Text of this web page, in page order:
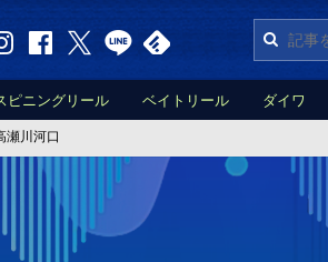
ピニングリール ベイトリール ダイワ
瀬川河口